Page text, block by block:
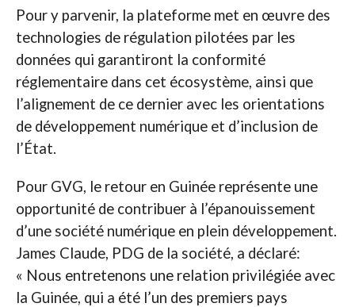
Pour y parvenir, la plateforme met en œuvre des
technologies de régulation pilotées par les
données qui garantiront la conformité
réglementaire dans cet écosystème, ainsi que
l’alignement de ce dernier avec les orientations
de développement numérique et d’inclusion de
l’État.
Pour GVG, le retour en Guinée représente une
opportunité de contribuer à l’épanouissement
d’une société numérique en plein développement.
James Claude, PDG de la société, a déclaré:
« Nous entretenons une relation privilégiée avec
la Guinée, qui a été l’un des premiers pays